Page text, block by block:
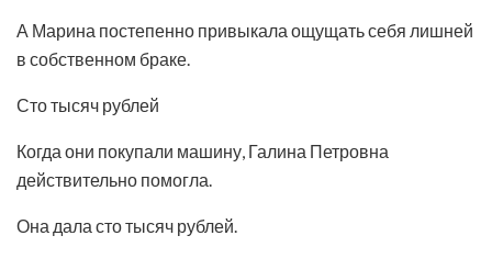
А Марина постепенно привыкала ощущать себя лишней
в собственном браке.
Сто тысяч рублей
Когда они покупали машину, Галина Петровна
действительно помогла.
Она дала сто тысяч рублей.